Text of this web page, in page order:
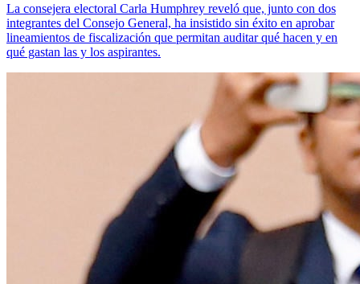
La consejera electoral Carla Humphrey reveló que, junto con dos
integrantes del Consejo General, ha insistido sin éxito en aprobar
lineamientos de fiscalización que permitan auditar qué hacen y en
qué gastan las y los aspirantes.